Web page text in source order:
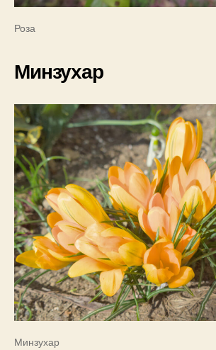
Роза
Минзухар
Минзухар